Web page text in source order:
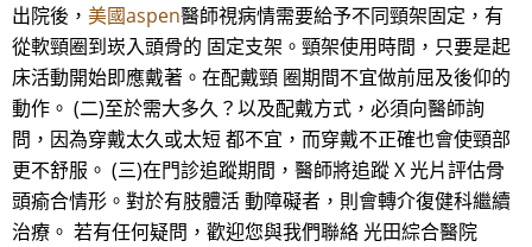
出院後， 美國aspen醫師視病情需要給予不同頸架固定，有
從軟頸圈到崁入頭骨的 固定支架。頸架使用時間，只要是起
床活動開始即應戴著。在配戴頸 圈期間不宜做前屈及後仰的
動作。 (二)至於需大多久？以及配戴方式，必須向醫師詢
問，因為穿戴太久或太短 都不宜，而穿戴不正確也會使頸部
更不舒服。 (三)在門診追蹤期間，醫師將追蹤 X 光片評估骨
頭瘉合情形。對於有肢體活 動障礙者，則會轉介復健科繼續
治療。 若有任何疑問，歡迎您與我們聯絡 光田綜合醫院